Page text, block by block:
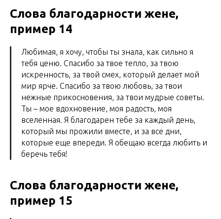
Слова благодарности жене,
пример 14
Любимая, я хочу, чтобы ты знала, как сильно я
тебя ценю. Спасибо за твое тепло, за твою
искренность, за твой смех, который делает мой
мир ярче. Спасибо за твою любовь, за твои
нежные прикосновения, за твои мудрые советы.
Ты – мое вдохновение, моя радость, моя
вселенная. Я благодарен тебе за каждый день,
который мы прожили вместе, и за все дни,
которые еще впереди. Я обещаю всегда любить и
беречь тебя!
Слова благодарности жене,
пример 15